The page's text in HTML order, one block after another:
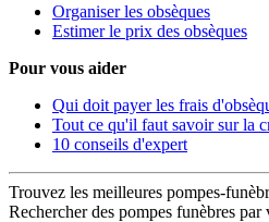
Organiser les obsèques
Estimer le prix des obsèques
Pour vous aider
Qui doit payer les frais
Tout ce qu'il faut savoir sur la
10 conseils d'expert
Trouvez les meilleures pompes-
Rechercher des pompes funèbres